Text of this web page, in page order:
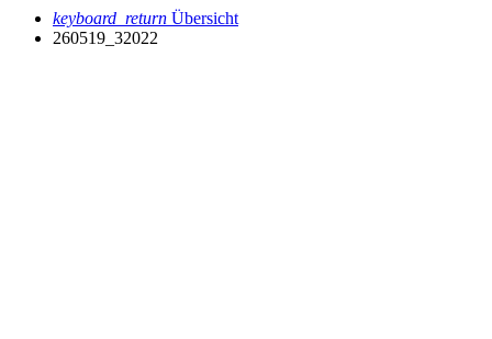
keyboard_return Übersicht
260519_32022